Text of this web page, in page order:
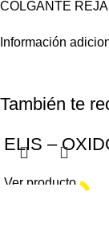
COLGANTE
Información
También te
ELIS –
Ver producto